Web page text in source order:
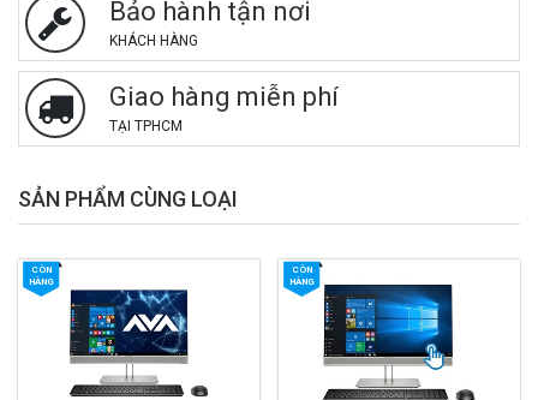
Bảo hành tận nơi
KHÁCH HÀNG
Giao hàng miễn phí
TẠI TPHCM
SẢN PHẨM CÙNG LOẠI
CÒN
HÀNG
CÒN
HÀNG